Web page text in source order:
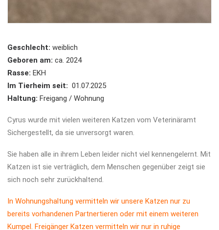
Geschlecht: weiblich
Geboren am: ca. 2024
Rasse: EKH
Im Tierheim seit: 01.07.2025
Haltung: Freigang / Wohnung
Cyrus wurde mit vielen weiteren Katzen vom Veterinäramt
Sichergestellt, da sie unversorgt waren.
Sie haben alle in ihrem Leben leider nicht viel kennengelernt. Mit
Katzen ist sie verträglich, dem Menschen gegenüber zeigt sie
sich noch sehr zurückhaltend.
In Wohnungshaltung vermitteln wir unsere Katzen nur zu
bereits vorhandenen Partnertieren oder mit einem weiteren
Kumpel. Freigänger Katzen vermitteln wir nur in ruhige